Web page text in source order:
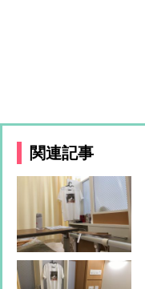
関連記事